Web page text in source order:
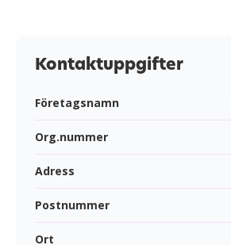
Kontaktuppgifter
Företagsnamn
Org.nummer
Adress
Postnummer
Ort